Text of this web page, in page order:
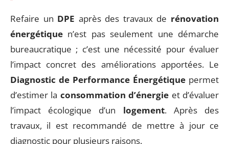
Refaire un DPE après des travaux de rénovation
énergétique n’est pas seulement une démarche
bureaucratique ; c’est une nécessité pour évaluer
l’impact concret des améliorations apportées. Le
Diagnostic de Performance Énergétique permet
d’estimer la consommation d’énergie et d’évaluer
l’impact écologique d’un logement. Après des
travaux, il est recommandé de mettre à jour ce
diagnostic pour plusieurs raisons.